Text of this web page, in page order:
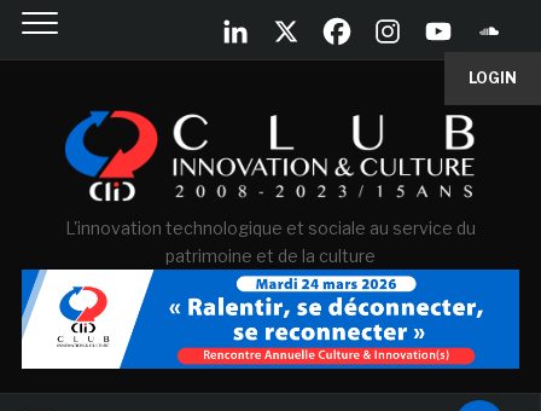
LOGIN
L'innovation technologique et sociale au service du
patrimoine et de la culture